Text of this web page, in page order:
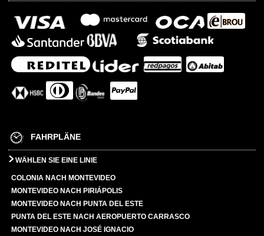
FAHRPLÄNE
WÄHLEN SIE EINE LINIE
COLONIA NACH MONTEVIDEO
MONTEVIDEO NACH PIRIÁPOLIS
MONTEVIDEO NACH PUNTA DEL ESTE
PUNTA DEL ESTE NACH AEROPUERTO CARRASCO
MONTEVIDEO NACH JOSÉ IGNACIO